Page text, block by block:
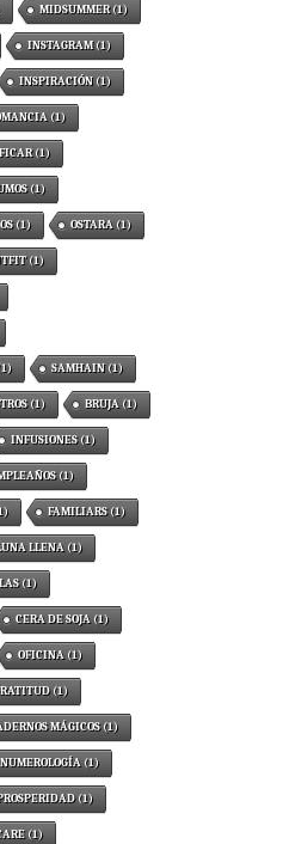
MIDSUMMER(1)
INSTAGRAM(1)
INSPIRACIÓN(1)
(1)
(1)
(1)
(1) OSTARA(1)
(1)
SAMHAIN(1)
(1) BRUJA(1)
INFUSIONES(1)
(1)
FAMILIARS(1)
LLENA(1)
(1)
CERA DE SOJA(1)
OFICINA(1)
(1)
MÁGICOS(1)
NUMEROLOGÍA(1)
(1)
(1)